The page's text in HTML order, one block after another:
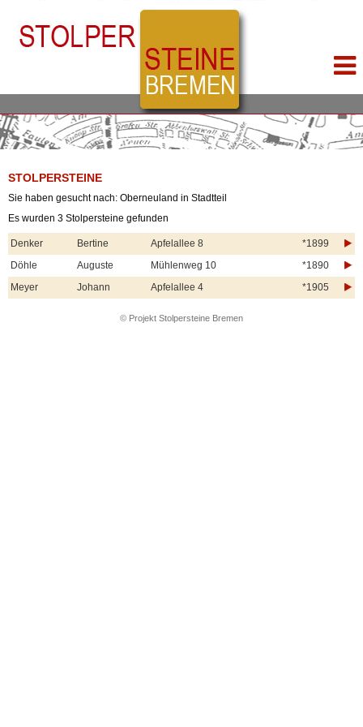
STOLPERSTEINE
Sie haben gesucht nach: Oberneuland in Stadtteil
Es wurden 3 Stolpersteine gefunden
Denker Bertine Apfelallee 8
*1899
Döhle
Auguste Mühlenweg 10
*1890
Meyer
Johann Apfelallee 4 *1905
© Projekt Stolpersteine Bremen